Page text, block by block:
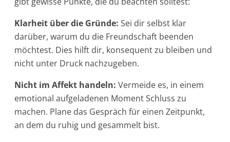
Klarheit über die Gründe: Sei dir selbst klar
darüber, warum du die Freundschaft beenden
möchtest. Dies hilft dir, konsequent zu bleiben und
nicht unter Druck nachzugeben.
Nicht im Affekt handeln: Vermeide es, in einem
emotional aufgeladenen Moment Schluss zu
machen. Plane das Gespräch für einen Zeitpunkt,
an dem du ruhig und gesammelt bist.